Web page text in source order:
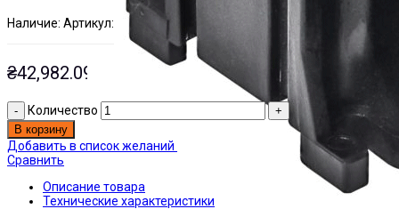
Наличие: Есть на складе
Артикул:
ЭТАЛ0001281
₴42,982.09
Количество
В корзину
Добавить в список желаний
Сравнить
Описание товара
Технические характеристики